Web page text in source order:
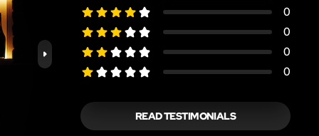
0
0
0
0
READ TESTIMONIALS